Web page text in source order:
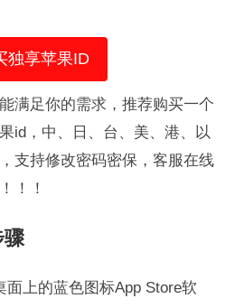
独享苹果ID
满足你的需求，推荐购买一个
id，中、日、台、美、港、以
支持修改密码密保，客服在线
！！
骤
面上的蓝色图标App Store软